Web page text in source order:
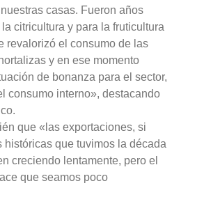
casas. Fueron años
citricultura y para la fruticultura
revalorizó el consumo de las
y en ese momento
de bonanza para el sector,
consumo interno», destacando
que «las exportaciones, si
históricas que tuvimos la década
creciendo lentamente, pero el
que seamos poco